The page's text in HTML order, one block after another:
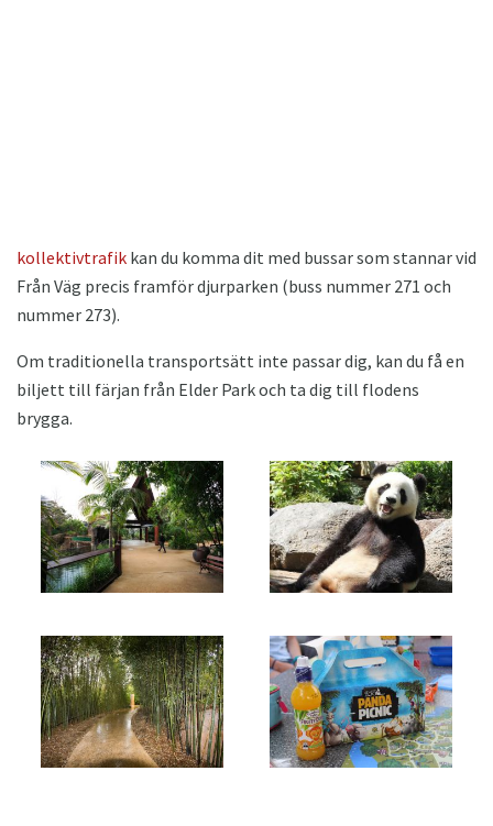
kollektivtrafik kan du komma dit med bussar som stannar vid
Från Väg precis framför djurparken (buss nummer 271 och
nummer 273).
Om traditionella transportsätt inte passar dig, kan du få en
biljett till färjan från Elder Park och ta dig till flodens
brygga.